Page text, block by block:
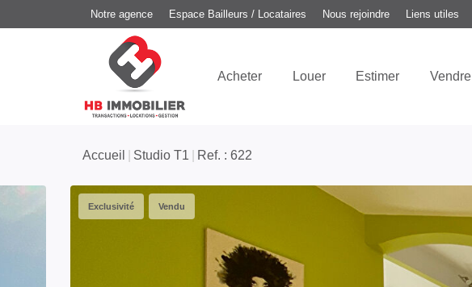
Notre agence Espace Bailleurs / Locataires Nous rejoindre Liens utiles
Acheter Louer Estimer Vendre
Accueil Studio T1 Ref. : 622
Exclusivité Vendu